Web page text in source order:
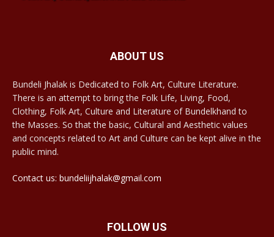
ABOUT US
Bundeli Jhalak is Dedicated to Folk Art, Culture Literature.
There is an attempt to bring the Folk Life, Living, Food,
Clothing, Folk Art, Culture and Literature of Bundelkhand to
the Masses. So that the basic, Cultural and Aesthetic values
and concepts related to Art and Culture can be kept alive in the
public mind.
Contact us: bundeliijhalak@gmail.com
FOLLOW US